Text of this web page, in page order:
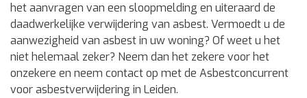
het aanvragen van een sloopmelding en uiteraard de
daadwerkelijke verwijdering van asbest. Vermoedt u de
aanwezigheid van asbest in uw woning? Of weet u het
niet helemaal zeker? Neem dan het zekere voor het
onzekere en neem contact op met de Asbestconcurrent
voor asbestverwijdering in Leiden.